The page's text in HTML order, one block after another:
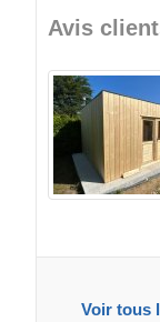
Avis
Voir tous